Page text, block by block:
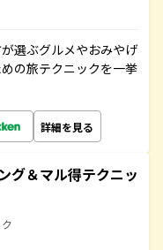
選ぶグルメやおみやげ
の旅テクニックを一挙
詳細を見る
＆マル得テクニッ